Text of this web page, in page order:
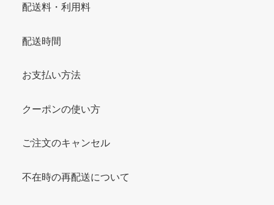
配送料・利用料
配送時間
お支払い方法
クーポンの使い方
ご注文のキャンセル
不在時の再配送について